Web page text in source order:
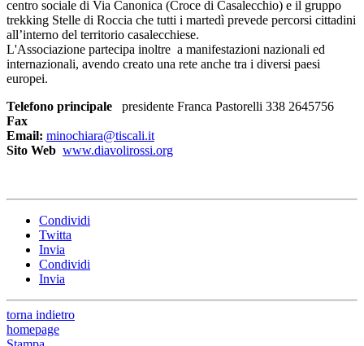
centro sociale di Via Canonica (Croce di Casalecchio) e il gruppo
trekking Stelle di Roccia che tutti i martedì prevede percorsi cittadini
all’interno del territorio casalecchiese.
L'Associazione partecipa inoltre a manifestazioni nazionali ed
internazionali, avendo creato una rete anche tra i diversi paesi
europei.
Telefono principale presidente Franca Pastorelli 338 2645756
Fax
Email: minochiara@tiscali.it
Sito Web www.diavolirossi.org
Condividi
Twitta
Invia
Condividi
Invia
torna indietro
homepage